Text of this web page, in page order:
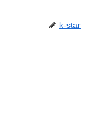
k-star